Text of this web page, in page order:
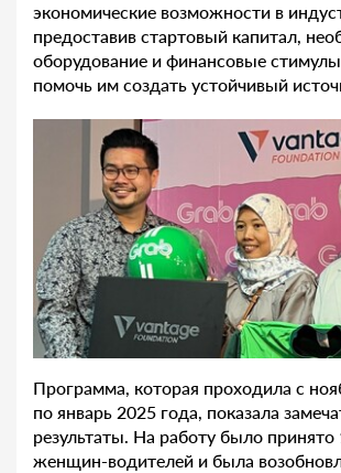
экономические возможности в
предоставив стартовый капитал,
оборудование и финансовые
помочь им создать устойчивый
Программа, которая проходила с
по январь 2025 года, показала
результаты. На работу было
женщин-водителей и была